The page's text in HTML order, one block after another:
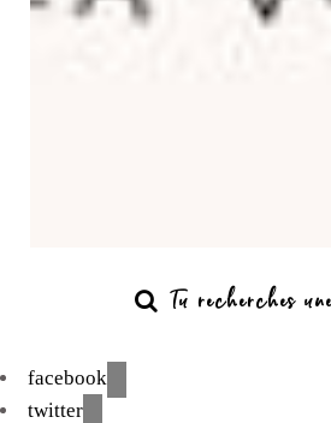
facebook
twitter